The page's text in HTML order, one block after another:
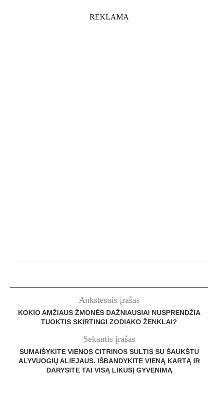
REKLAMA
Ankstesnis įrašas
KOKIO AMŽIAUS ŽMONĖS DAŽNIAUSIAI NUSPRENDŽIA
TUOKTIS SKIRTINGI ZODIAKO ŽENKLAI?
Sekantis įrašas
SUMAIŠYKITE VIENOS CITRINOS SULTIS SU ŠAUKŠTU
ALYVUOGIŲ ALIEJAUS. IŠBANDYKITE VIENĄ KARTĄ IR
DARYSITE TAI VISĄ LIKUSĮ GYVENIMĄ